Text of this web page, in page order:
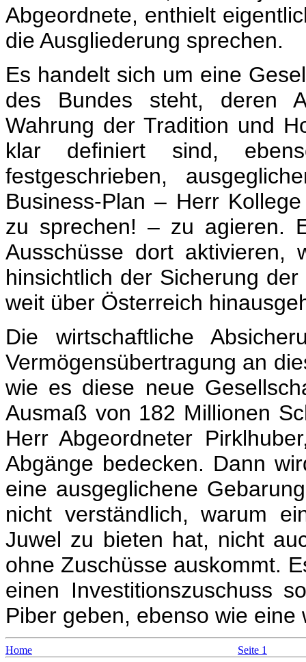
Abgeordnete, enthielt
die Ausgliederung sprechen.
Es handelt sich um eine
des Bundes steht, deren
Wahrung der Tradition und
klar definiert sind,
festgeschrieben,
Business-Plan – Herr
zu sprechen! – zu agieren.
Ausschüsse dort aktivieren,
hinsichtlich der Sicherung
weit über Österreich
Die wirtschaftliche
Vermögensübertragung an
wie es diese neue
Ausmaß von 182 Millionen
Herr Abgeordneter
Abgänge bedecken. Dann
eine ausgeglichene
nicht verständlich, warum
Juwel zu bieten hat, nicht
ohne Zuschüsse auskommt.
einen Investitionszuschuss
Piber geben, ebenso wie eine
Home Seite 1